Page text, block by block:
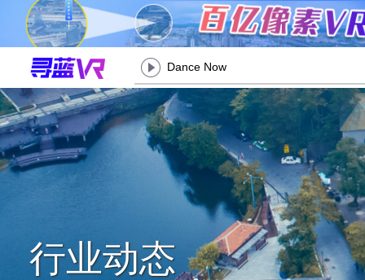
Dance Now
行业动态